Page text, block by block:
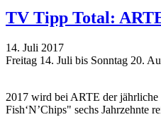
TV Tipp Total:
14. Juli 2017
Freitag 14. Juli bis Sonntag 20.
2017 wird bei ARTE der
Fish‘N’Chips" sechs Jahrzehnte